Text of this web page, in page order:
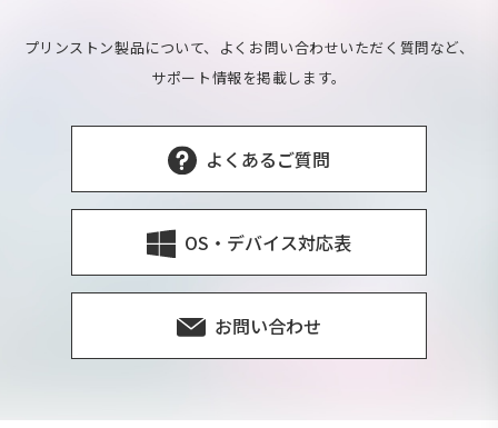
プリンストン製品について、よくお問い合わせいただく質問など、
サポート情報を掲載します。
よくあるご質問
OS・デバイス対応表
お問い合わせ